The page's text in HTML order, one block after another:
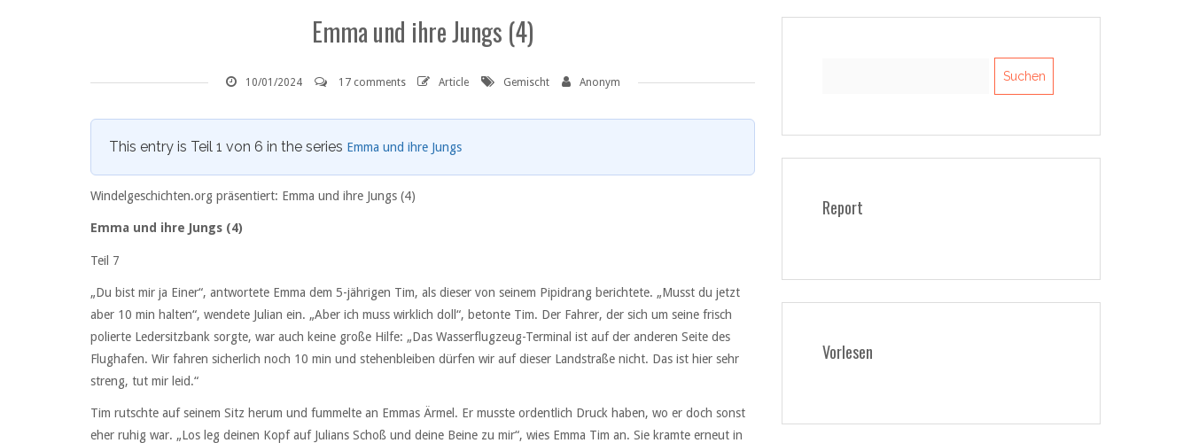
Emma und ihre Jungs (4)
10/01/2024 17 comments Article Gemischt Anonym
This entry is Teil 1 von 6 in the series Emma und ihre Jungs
Windelgeschichten.org präsentiert: Emma und ihre Jungs (4)
Emma und ihre Jungs (4)
Teil 7
„Du bist mir ja Einer“, antwortete Emma dem 5-jährigen Tim, als dieser von seinem Pipidrang berichtete. „Musst du jetzt
aber 10 min halten“, wendete Julian ein. „Aber ich muss wirklich doll“, betonte Tim. Der Fahrer, der sich um seine frisch
polierte Ledersitzbank sorgte, war auch keine große Hilfe: „Das Wasserflugzeug-Terminal ist auf der anderen Seite des
Flughafen. Wir fahren sicherlich noch 10 min und stehenbleiben dürfen wir auf dieser Landstraße nicht. Das ist hier sehr
streng, tut mir leid.“
Tim rutschte auf seinem Sitz herum und fummelte an Emmas Ärmel. Er musste ordentlich Druck haben, wo er doch sonst
eher ruhig war. „Los leg deinen Kopf auf Julians Schoß und deine Beine zu mir“, wies Emma Tim an. Sie kramte erneut in
Report
Vorlesen